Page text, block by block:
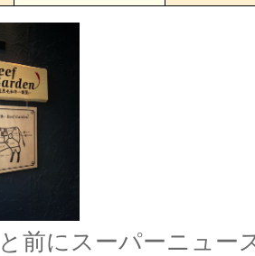
前にスーパーニュー